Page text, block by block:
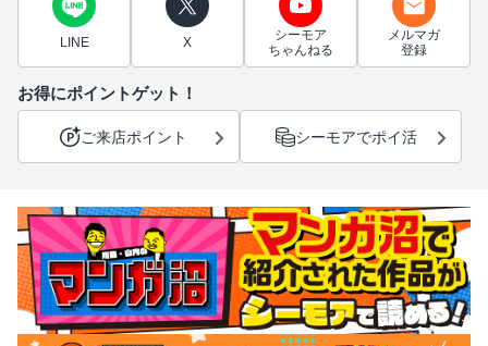
LINE X
シーモア
ちゃんねる
メルマガ
登録
お得にポイントゲット！
ご来店ポイント シーモアでポイ活